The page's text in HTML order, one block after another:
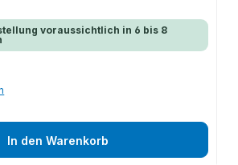
voraussichtlich in 6 bis 8
In den Warenkorb